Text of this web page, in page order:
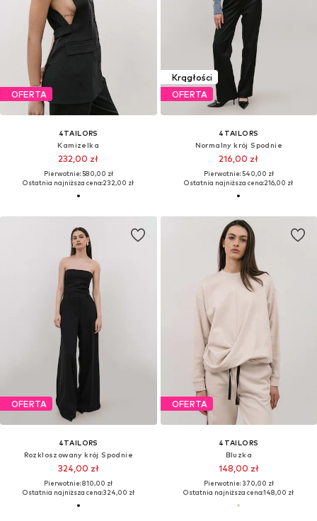
OFERTA
4TAILORS
Kamizelka
232,00 zł
Pierwotnie: 580,00 zł
Ostatnia najniższa cena:232,00 zł
Krągłości
OFERTA
4TAILORS
Normalny krój Spodnie
216,00 zł
Pierwotnie: 540,00 zł
Ostatnia najniższa cena:216,00 zł
OFERTA
4TAILORS
Rozkloszowany krój Spodnie
324,00 zł
Pierwotnie: 810,00 zł
Ostatnia najniższa cena:324,00 zł
OFERTA
4TAILORS
Bluzka
148,00 zł
Pierwotnie: 370,00 zł
Ostatnia najniższa cena:148,00 zł